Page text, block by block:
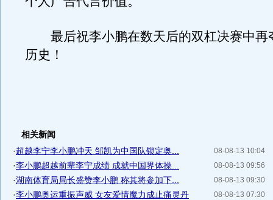
最后祝李小鹏在数天后的双杠决赛中再
历史！
相关新闻
08-08-13 10:04
·超越李宁李小鹏冲天 邹凯为中国队锁定奥...
08-08-13 09:56
·李小鹏超越前辈李宁成绩 成就中国界体操...
08-08-13 09:30
·湖南体育局局长盛赞李小鹏 称其将参加下...
08-08-13 07:30
·李小鹏奥运重振声威 女友爱情魔力成止痛灵丹